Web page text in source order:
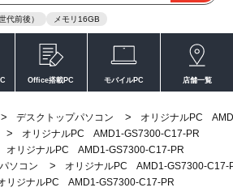
代前後） メモリ16GB
Office搭載PC モバイルPC 店舗一覧
> デスクトップパソコン >
オリジナルPC
>
オリジナルPC AMD1-GS7300-C17-PR
オリジナルPC AMD1-GS7300-C17-PR
ソコン >
オリジナルPC AMD1-GS7300-C17-
リジナルPC AMD1-GS7300-C17-PR